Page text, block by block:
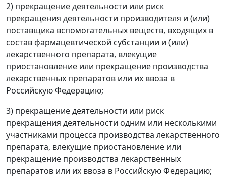
2) прекращение деятельности или риск
прекращения деятельности производителя и (или)
поставщика вспомогательных веществ, входящих в
состав фармацевтической субстанции и (или)
лекарственного препарата, влекущие
приостановление или прекращение производства
лекарственных препаратов или их ввоза в
Российскую Федерацию;
3) прекращение деятельности или риск
прекращения деятельности одним или несколькими
участниками процесса производства лекарственного
препарата, влекущие приостановление или
прекращение производства лекарственных
препаратов или их ввоза в Российскую Федерацию;